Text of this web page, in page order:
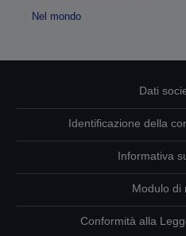
Nel mondo
Dati
Identificazione della
Informativa
Modulo di
Conformità alla